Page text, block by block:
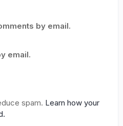
by email.
email.
spam. Learn how your